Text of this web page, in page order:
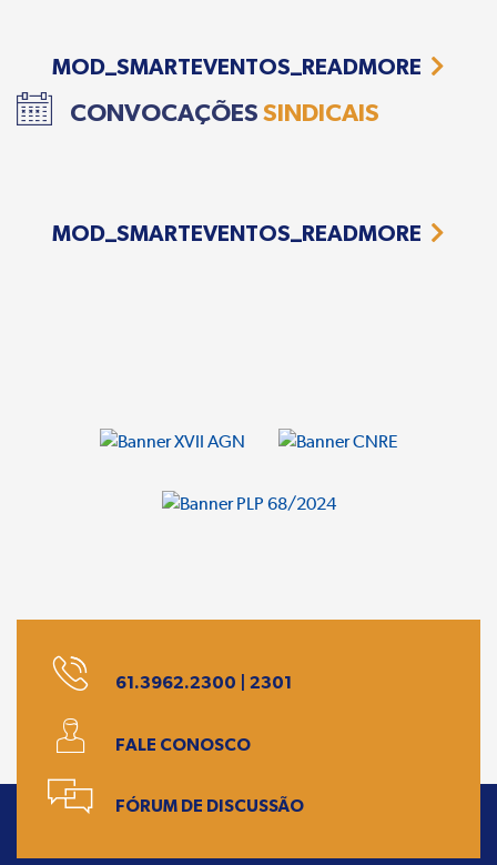
MOD_SMARTEVENTOS_READMORE
CONVOCAÇÕESSINDICAIS
MOD_SMARTEVENTOS_READMORE
61.3962.2300 | 2301
FALE CONOSCO
FÓRUM DE DISCUSSÃO